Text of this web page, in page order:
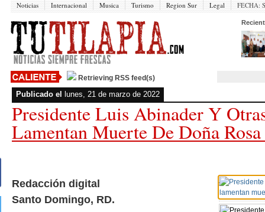
Noticias Internacional Musica Turismo Region Sur Legal FECHA:
Retrieving RSS feed(s)
Publicado el lunes, 21 de marzo de 2022
Presidente Luis Abinader Y
Lamentan Muerte De Doña Rosa
Redacción digital
Santo Domingo, RD.